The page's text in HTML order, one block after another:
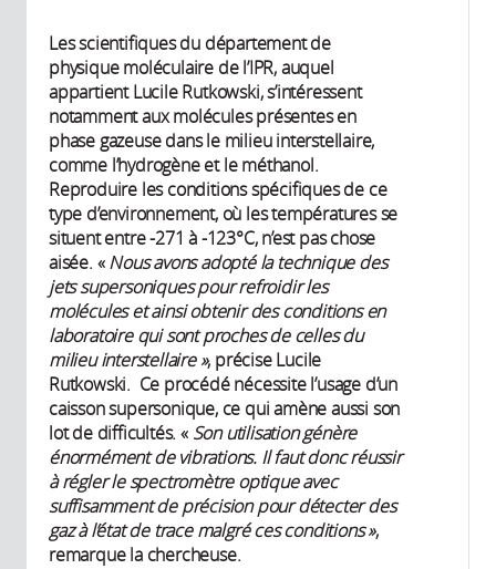
Les scientifiques du département de
physique moléculaire de l’IPR, auquel
appartient Lucile Rutkowski, s’intéressent
notamment aux molécules présentes en
phase gazeuse dans le milieu interstellaire,
comme l’hydrogène et le méthanol.
Reproduire les conditions spécifiques de ce
type d’environnement, où les températures se
situent entre -271 à -123°C, n’est pas chose
aisée. «Nous avons adopté la technique des
jets supersoniques pour refroidir les
molécules et ainsi obtenir des conditions en
laboratoire qui sont proches de celles du
milieu interstellaire », précise Lucile
Rutkowski. Ce procédé nécessite l’usage d’un
caisson supersonique, ce qui amène aussi son
lot de difficultés. « Son utilisation génère
énormément de vibrations. Il faut donc réussir
à régler le spectromètre optique avec
suffisamment de précision pour détecter des
gaz à l’état de trace malgré ces conditions »,
remarque la chercheuse.